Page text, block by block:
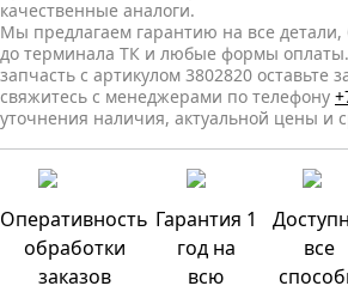
качественные аналоги.
Мы предлагаем гарантию на все детали,
до терминала ТК и любые формы
запчасть с артикулом 3802820 оставьте
свяжитесь с менеджерами по телефону
уточнения наличия, актуальной цены и
Оперативность
обработки
заказов
Гарантия 1
год на
всю
все